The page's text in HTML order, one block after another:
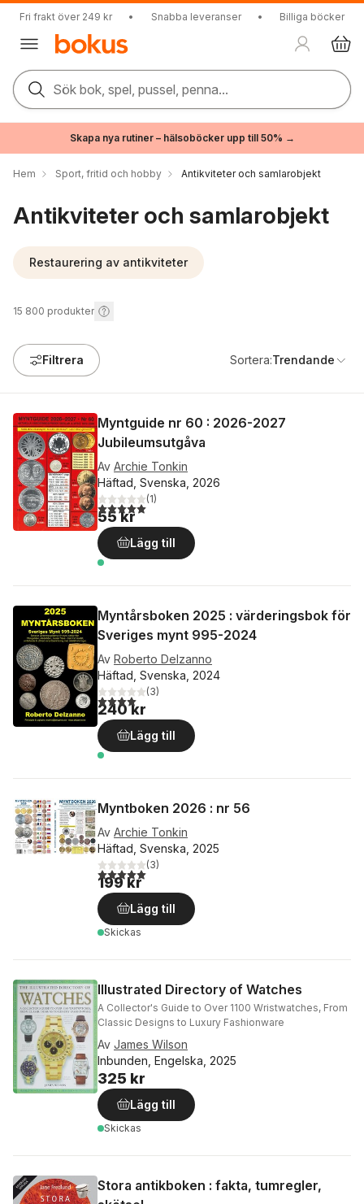
Fri frakt över 249 kr • Snabba leveranser • Billiga böcker
Sök bok, spel, pussel, penna...
Skapa nya rutiner – hälsoböcker upp till 50% →
Hem Sport, fritid och hobby Antikviteter och samlarobjekt
Antikviteter och samlarobjekt
Restaurering av antikviteter
15 800 produkter
Filtrera Sortera:Trendande
Myntguide nr 60 : 2026-2027
Jubileumsutgåva
Av Archie Tonkin
Häftad, Svenska, 2026
5,0utav 5 stjärnor. Totalt antal röster:
(1)
55 kr
Lägg till
Myntårsboken 2025 : värderingsbok för
Sveriges mynt 995-2024
Av Roberto Delzanno
Häftad, Svenska, 2024
4,0utav 5 stjärnor. Totalt antal röster:
(3)
240 kr
Lägg till
Myntboken 2026 : nr 56
Av Archie Tonkin
Häftad, Svenska, 2025
5,0utav 5 stjärnor. Totalt antal röster:
(3)
199 kr
Lägg till
Skickas
Illustrated Directory of Watches
A Collector's Guide to Over 1100 Wristwatches, From
Classic Designs to Luxury Fashionware
Av James Wilson
Inbunden, Engelska, 2025
325 kr
Lägg till
Skickas
Stora antikboken : fakta, tumregler,